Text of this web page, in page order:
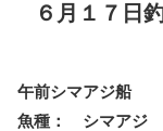
６月１７日
午前シマアジ船
魚種： シマアジ